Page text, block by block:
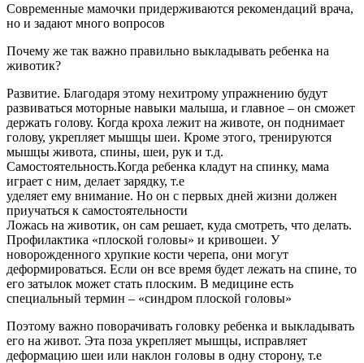
Современные мамочки придерживаются рекомендаций врача,
но и задают много вопросов
Почему же так важно правильно выкладывать ребенка на
животик?
Развитие. Благодаря этому нехитрому упражнению будут
развиваться моторные навыки малыша, и главное – он сможет
держать голову. Когда кроха лежит на животе, он поднимает
голову, укрепляет мышцы шеи. Кроме этого, тренируются
мышцы живота, спины, шеи, рук и т.д.
Самостоятельность.Когда ребенка кладут на спинку, мама
играет с ним, делает зарядку, т.е
уделяет ему внимание. Но он с первых дней жизни должен
приучаться к самостоятельности
Ложась на животик, он сам решает, куда смотреть, что делать.
Профилактика «плоской головы» и кривошеи. У
новорожденного хрупкие кости черепа, они могут
деформироваться. Если он все время будет лежать на спине, то
его затылок может стать плоским. В медицине есть
специальный термин – «синдром плоской головы»
Поэтому важно поворачивать головку ребенка и выкладывать
его на живот. Эта поза укрепляет мышцы, исправляет
деформацию шеи или наклон головы в одну сторону, т.е